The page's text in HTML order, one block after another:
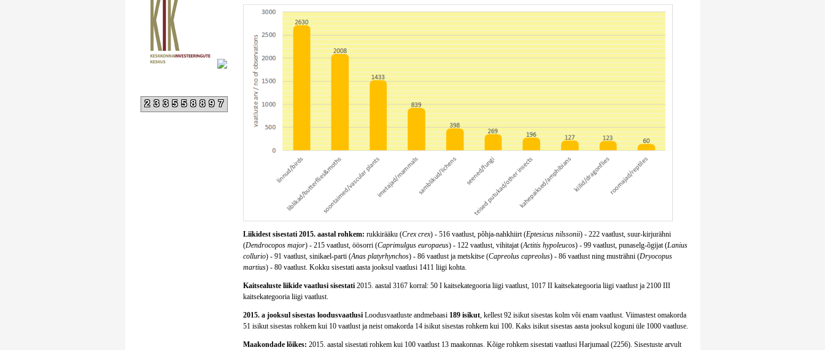
233558897
Liikidest sisestati 2015. aastal rohkem: rukkirääku (Crex crex) - 516 vaatlust, põhja-nahkhiirt (Eptesicus nilssonii) - 222 vaatlust, suur-kirjurähni
(Dendrocopos major) - 215 vaatlust, öösorri (Caprimulgus europaeus) - 122 vaatlust, vihitajat (Actitis hypoleucos) - 99 vaatlust, punaselg-õgijat (Lanius
collurio) - 91 vaatlust, sinikael-parti (Anas platyrhynchos) - 86 vaatlust ja metskitse (Capreolus capreolus) - 86 vaatlust ning musträhni (Dryocopus
martius) - 80 vaatlust. Kokku sisestati aasta jooksul vaatlusi 1411 liigi kohta.
Kaitsealuste liikide vaatlusi sisestati2015. aastal 3167 korral: 50 I kaitsekategooria liigi vaatlust, 1017 II kaitsekategooria liigi vaatlust ja 2100 III
kaitsekategooria liigi vaatlust.
2015. a jooksul sisestas loodusvaatlusiLoodusvaatluste andmebaasi 189 isikut, kellest 92 isikut sisestas kolm või enam vaatlust. Viimastest omakorda
51 isikut sisestas rohkem kui 10 vaatlust ja neist omakorda 14 isikut sisestas rohkem kui 100. Kaks isikut sisestas aasta jooksul koguni üle 1000 vaatluse.
Maakondade lõikes: 2015. aastal sisestati rohkem kui 100 vaatlust 13 maakonnas. Kõige rohkem sisestati vaatlusi Harjumaal (2256). Sisestuste arvult